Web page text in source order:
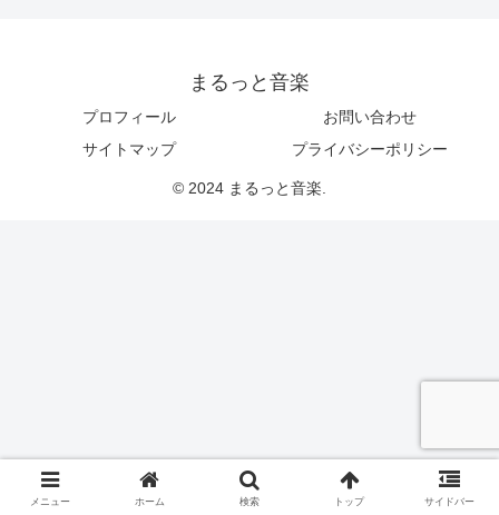
まるっと音楽
プロフィール
お問い合わせ
サイトマップ
プライバシーポリシー
© 2024 まるっと音楽.
メニュー ホーム 検索 トップ サイドバー